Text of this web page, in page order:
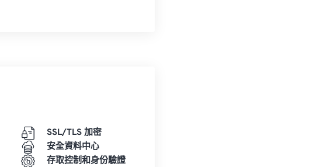
SSL/TLS 加密
安全資料中心
存取控制和身份驗證